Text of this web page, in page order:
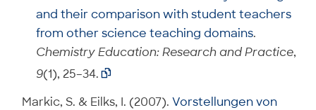
and their comparison with student teachers
from other science teaching domains.
Chemistry Education: Research and Practice,
9(1), 25–34. 
Markic, S. & Eilks, I. (2007). Vorstellungen von